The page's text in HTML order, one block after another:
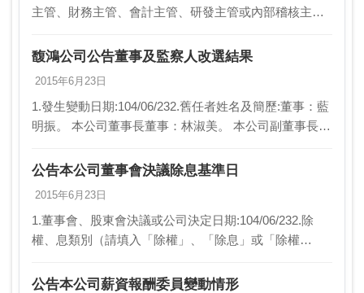
主管、財務主管、會計主管、研發主管或內部稽核主
任者姓名、級職及簡歷:楊淑昭4.新任…
馥鴻公司公告董事及監察人改選結果
2015年6月23日
1.發生變動日期:104/06/232.舊任者姓名及簡歷:董事：藍
明振。 本公司董事長董事：林淑美。 本公司副董事長兼
來。 本公司執行副總兼董事董事：…
公告本公司董事會決議除息基準日
2015年6月23日
1.董事會、股東會決議或公司決定日期:104/06/232.除
權、息類別（請填入「除權」、「除息」或「除權
台幣0.2元4.除權（息）交易日:10…
公告本公司薪資報酬委員變動情形